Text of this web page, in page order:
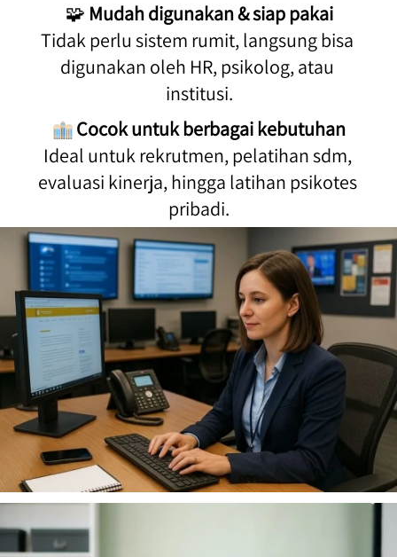
🧩 Mudah digunakan & siap pakai
Tidak perlu sistem rumit, langsung bisa
digunakan oleh HR, psikolog, atau
institusi.
Cocok untuk berbagai kebutuhan
Ideal untuk rekrutmen, pelatihan sdm,
evaluasi kinerja, hingga latihan psikotes
pribadi.